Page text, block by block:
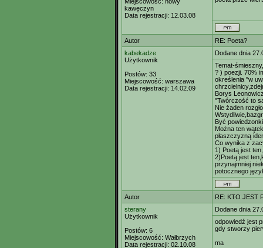
kawęczyn
Data rejestracji: 12.03.08
Autor
RE: Poeta?
kabekadze
Użytkownik
Postów: 33
Miejscowość: warszawa
Data rejestracji: 14.02.09
Dodane dnia
Temat-
? ) poezji. 70%
określenia "w
Borys
"Twórczość to
Nie żaden
Być
Można ten
płaszczyzną
Co wynika z
1) Poetą jest
2)Poetą jest
przynajmniej
potocznego
Autor
RE: KTO JEST
sterany
Użytkownik
Postów: 6
Miejscowość: Wałbrzych
Data rejestracji: 02.10.08
Dodane dnia
odpowiedź jest
gdy stworzy
ma